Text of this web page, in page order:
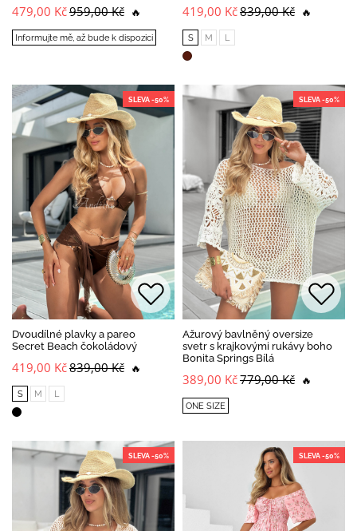
479,00 Kč959,00 Kč 🔥
Informujte mě, až bude k dispozici
419,00 Kč839,00 Kč 🔥
S M L
SLEVA -50%
Dvoudílné plavky a pareo
Secret Beach čokoládový
419,00 Kč839,00 Kč 🔥
S M L
SLEVA -50%
Ažurový bavlněný oversize
svetr s krajkovými rukávy boho
Bonita Springs Bílá
389,00 Kč779,00 Kč 🔥
ONE SIZE
SLEVA -50% SLEVA -50%